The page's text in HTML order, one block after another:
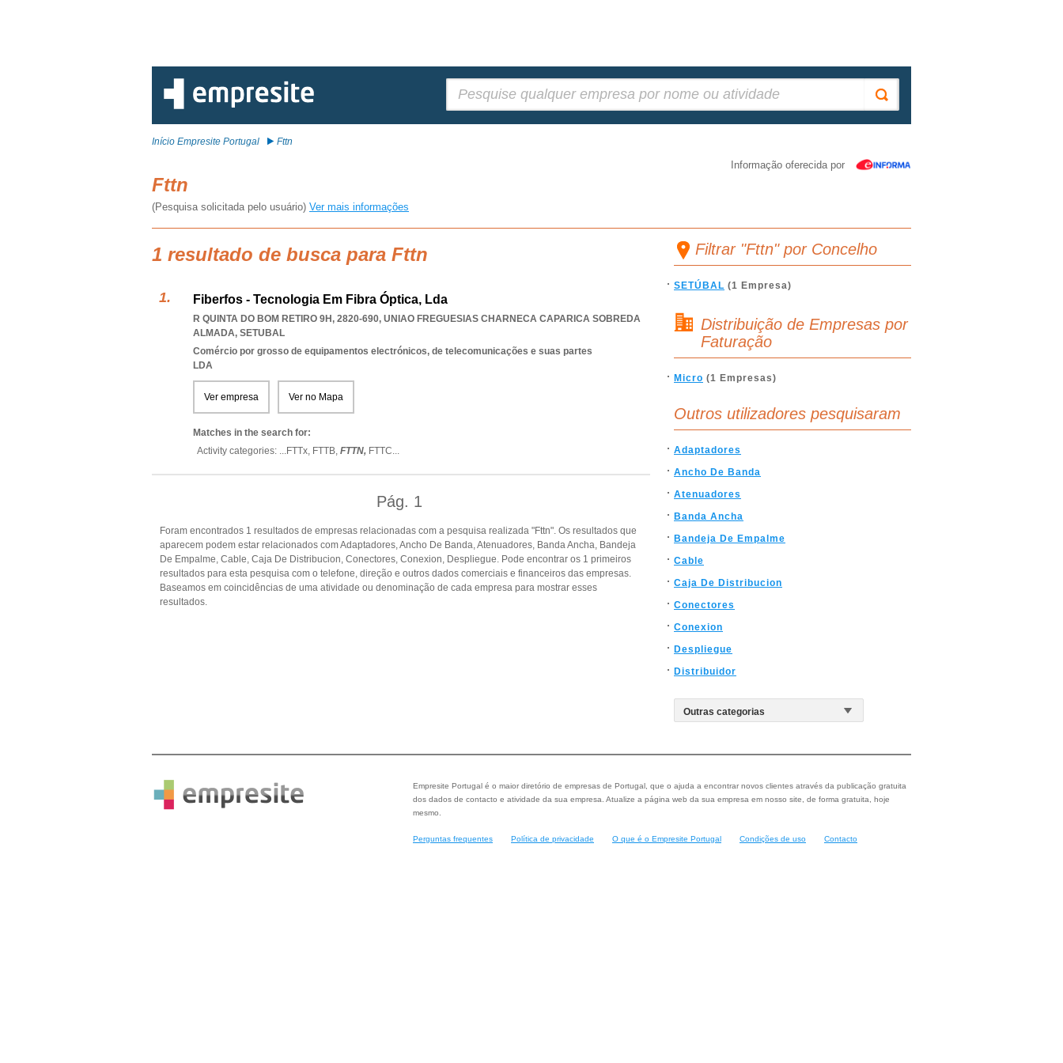
Início Empresite Portugal Fttn
Informação oferecida por
Fttn
(Pesquisa solicitada pelo usuário) Ver mais informações
1 resultado de busca para Fttn
Fiberfos - Tecnologia Em Fibra Óptica, Lda
R QUINTA DO BOM RETIRO 9H, 2820-690, UNIAO FREGUESIAS CHARNECA CAPARICA SOBREDA
ALMADA, SETUBAL
Comércio por grosso de equipamentos electrónicos, de telecomunicações e suas partes
LDA
Ver empresa Ver no Mapa
Matches in the search for:
Activity categories: ...FTTx, FTTB, FTTN, FTTC...
Pág. 1
Foram encontrados 1 resultados de empresas relacionadas com a pesquisa realizada "Fttn". Os resultados que
aparecem podem estar relacionados com Adaptadores, Ancho De Banda, Atenuadores, Banda Ancha, Bandeja
De Empalme, Cable, Caja De Distribucion, Conectores, Conexion, Despliegue. Pode encontrar os 1 primeiros
resultados para esta pesquisa com o telefone, direção e outros dados comerciais e financeiros das empresas.
Baseamos em coincidências de uma atividade ou denominação de cada empresa para mostrar esses
resultados.
Filtrar "Fttn" por Concelho
SETÚBAL (1 Empresa)
Distribuição de Empresas por
Faturação
Micro (1 Empresas)
Outros utilizadores pesquisaram
Adaptadores
Ancho De Banda
Atenuadores
Banda Ancha
Bandeja De Empalme
Cable
Caja De Distribucion
Conectores
Conexion
Despliegue
Distribuidor
Empresite Portugal é o maior diretório de empresas de Portugal, que o ajuda a encontrar novos clientes através da publicação gratuita
dos dados de contacto e atividade da sua empresa. Atualize a página web da sua empresa em nosso site, de forma gratuita, hoje
mesmo.
Perguntas frequentes Política de privacidade O que é o Empresite Portugal Condições de uso Contacto